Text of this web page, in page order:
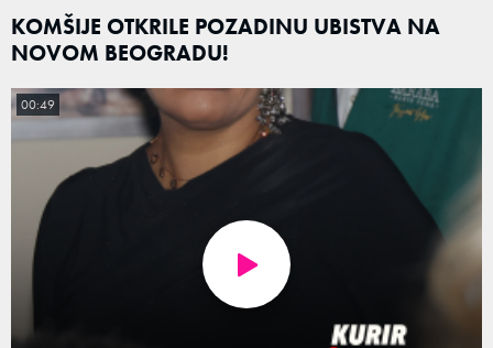
KOMŠIJE OTKRILE POZADINU UBISTVA NA
NOVOM BEOGRADU!
00:49